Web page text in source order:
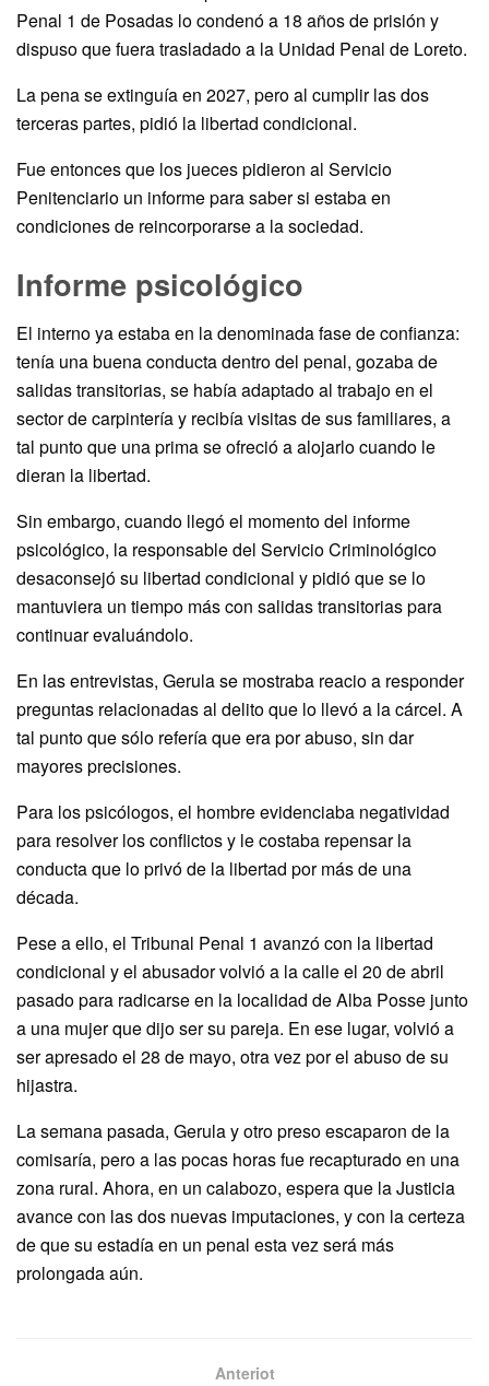
Penal 1 de Posadas lo condenó a 18 años de prisión y
dispuso que fuera trasladado a la Unidad Penal de Loreto.
La pena se extinguía en 2027, pero al cumplir las dos
terceras partes, pidió la libertad condicional.
Fue entonces que los jueces pidieron al Servicio
Penitenciario un informe para saber si estaba en
condiciones de reincorporarse a la sociedad.
Informe psicológico
El interno ya estaba en la denominada fase de confianza:
tenía una buena conducta dentro del penal, gozaba de
salidas transitorias, se había adaptado al trabajo en el
sector de carpintería y recibía visitas de sus familiares, a
tal punto que una prima se ofreció a alojarlo cuando le
dieran la libertad.
Sin embargo, cuando llegó el momento del informe
psicológico, la responsable del Servicio Criminológico
desaconsejó su libertad condicional y pidió que se lo
mantuviera un tiempo más con salidas transitorias para
continuar evaluándolo.
En las entrevistas, Gerula se mostraba reacio a responder
preguntas relacionadas al delito que lo llevó a la cárcel. A
tal punto que sólo refería que era por abuso, sin dar
mayores precisiones.
Para los psicólogos, el hombre evidenciaba negatividad
para resolver los conflictos y le costaba repensar la
conducta que lo privó de la libertad por más de una
década.
Pese a ello, el Tribunal Penal 1 avanzó con la libertad
condicional y el abusador volvió a la calle el 20 de abril
pasado para radicarse en la localidad de Alba Posse junto
a una mujer que dijo ser su pareja. En ese lugar, volvió a
ser apresado el 28 de mayo, otra vez por el abuso de su
hijastra.
La semana pasada, Gerula y otro preso escaparon de la
comisaría, pero a las pocas horas fue recapturado en una
zona rural. Ahora, en un calabozo, espera que la Justicia
avance con las dos nuevas imputaciones, y con la certeza
de que su estadía en un penal esta vez será más
prolongada aún.
Anteriot